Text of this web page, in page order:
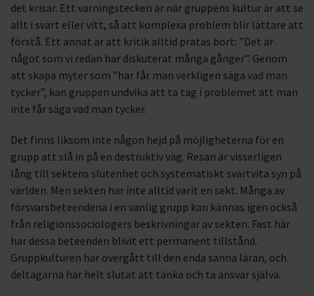
det krisar. Ett varningstecken är när gruppens kultur är att se
allt i svart eller vitt, så att komplexa problem blir lättare att
förstå. Ett annat är att kritik alltid pratas bort: ”Det är
något som vi redan har diskuterat många gånger”. Genom
att skapa myter som ”här får man verkligen säga vad man
tycker”, kan gruppen undvika att ta tag i problemet att man
inte får säga vad man tycker.
Det finns liksom inte någon hejd på möjligheterna för en
grupp att slå in på en destruktiv väg. Resan är visserligen
lång till sektens slutenhet och systematiskt svartvita syn på
världen. Men sekten har inte alltid varit en sekt. Många av
försvarsbeteendena i en vanlig grupp kan kännas igen också
från religionssociologers beskrivningar av sekten. Fast här
har dessa beteenden blivit ett permanent tillstånd.
Gruppkulturen har övergått till den enda sanna läran, och
deltagarna har helt slutat att tänka och ta ansvar själva.